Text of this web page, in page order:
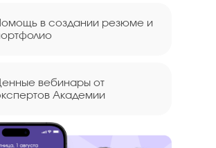
в создании резюме и
вебинары от
Академии